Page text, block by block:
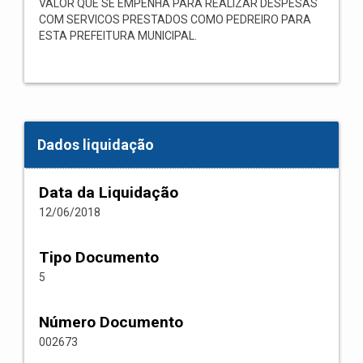
VALOR QUE SE EMPENHA PARA REALIZAR DESPESAS
COM SERVICOS PRESTADOS COMO PEDREIRO PARA
ESTA PREFEITURA MUNICIPAL.
Dados liquidação
Data da Liquidação
12/06/2018
Tipo Documento
5
Número Documento
002673